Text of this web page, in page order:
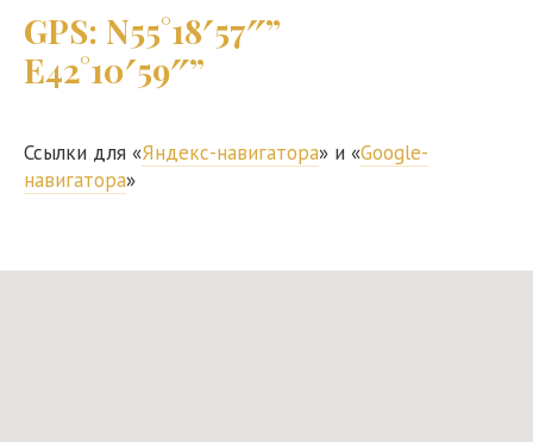
GPS: N55°18′57″”
E42°10′59″”
Ссылки для «Яндекс-навигатора» и «Google-
навигатора»